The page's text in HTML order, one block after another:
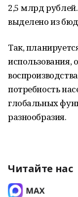
2,5 млрд
выделено из
Так,
использования,
потребность
глобальных
разнообразия.
Читайте нас